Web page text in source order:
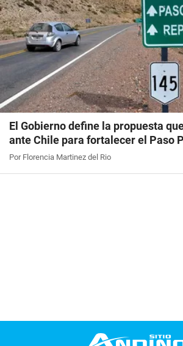
El Gobierno define la propuesta
ante Chile para fortalecer el Paso
Por Florencia Martinez del Rio